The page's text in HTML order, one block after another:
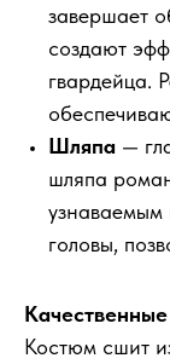
завершает
создают
гвардейца.
Шляпа —
шляпа
головы,
Костюм сшит